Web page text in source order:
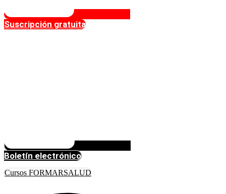
Suscripción gratuita
Boletín electrónico
Cursos FORMARSALUD